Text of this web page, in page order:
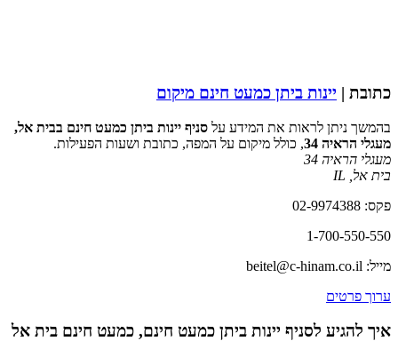
כתובת | יינות ביתן כמעט חינם מיקום
בהמשך ניתן לראות את המידע על סניף יינות ביתן כמעט חינם בבית אל,
מעגלי הראיה 34
, כולל מיקום על המפה, כתובת ושעות הפעילות.
מעגלי הראיה 34
בית אל IL
פקס: 02-9974388
1-700-550-550
מייל: beitel@c-hinam.co.il
ערוך פרטים
איך להגיע לסניף יינות ביתן כמעט חינם, כמעט חינם בית אל